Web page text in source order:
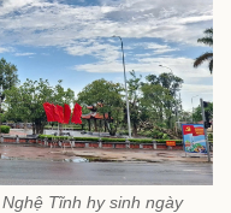
Tĩnh hy sinh ngày